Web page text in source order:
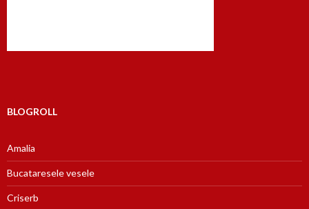
BLOGROLL
Amalia
Bucataresele vesele
Criserb